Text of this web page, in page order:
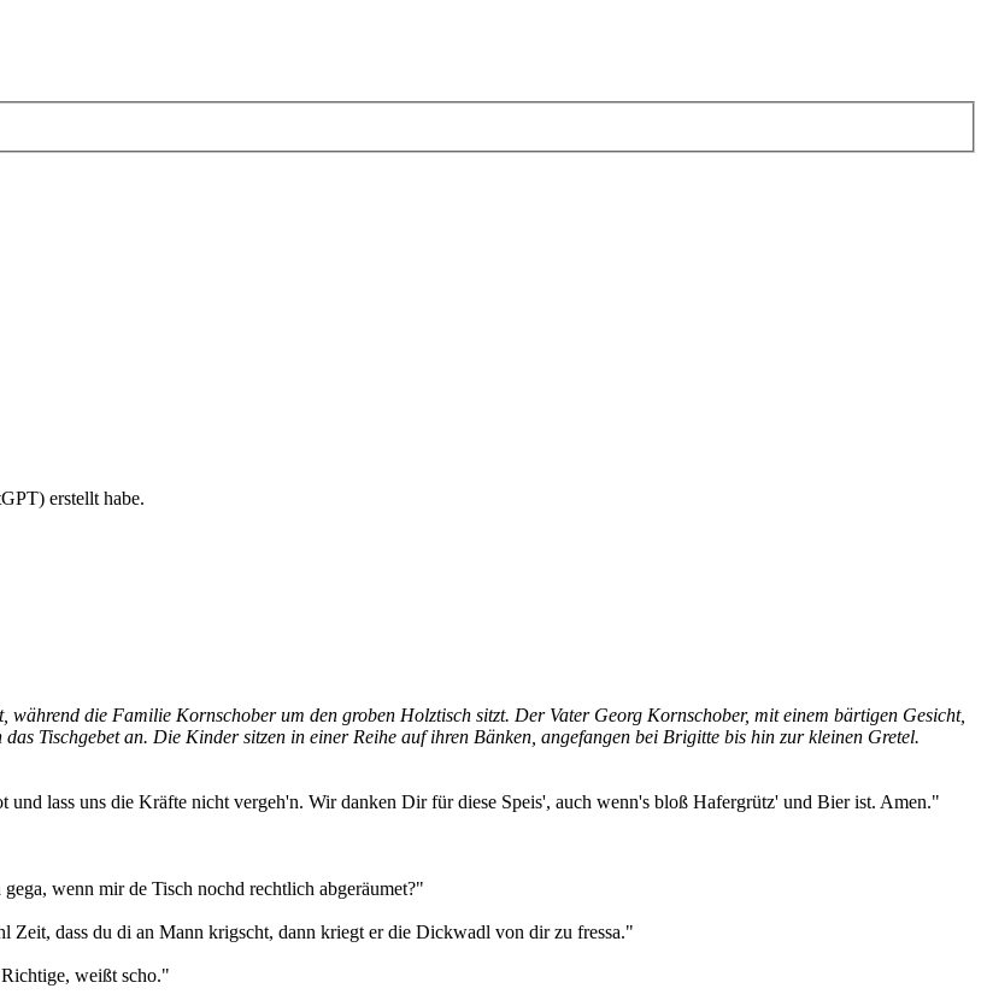
erstellt habe.
die Familie Kornschober um den groben Holztisch sitzt. Der Vater Georg Kornschober, mit einem bärtigen Gesicht,
Tischgebet an. Die Kinder sitzen in einer Reihe auf ihren Bänken, angefangen bei Brigitte bis hin zur kleinen Gretel.
lass uns die Kräfte nicht vergeh'n. Wir danken Dir für diese Speis', auch wenn's bloß Hafergrütz' und Bier ist. Amen."
wenn mir de Tisch nochd rechtlich abgeräumet?"
dass du di an Mann krigscht, dann kriegt er die Dickwadl von dir zu fressa."
weißt scho."